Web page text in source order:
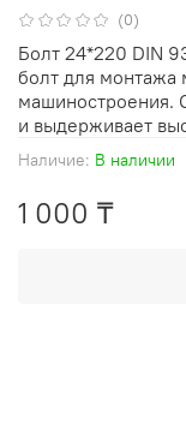
(0)
Наличие: В наличии
1 000 ₸
Болт 24*220 DIN
болт для монтажа
машиностроения.
и выдерживает